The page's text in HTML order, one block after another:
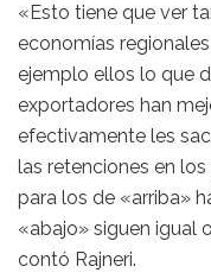
«Esto tiene que ver
economías
ejemplo ellos lo que
exportadores han
efectivamente les
las retenciones en
para los de «arriba»
«abajo» siguen igual
contó Rajneri.